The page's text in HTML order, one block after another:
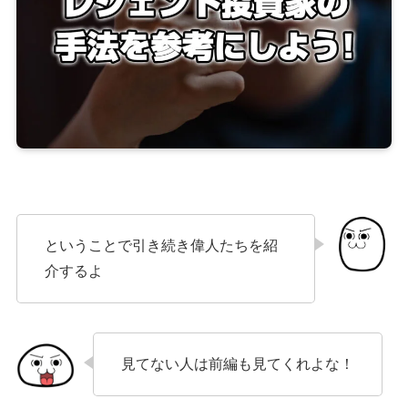
ということで引き続き偉人たちを紹
介するよ
見てない人は前編も見てくれよな！